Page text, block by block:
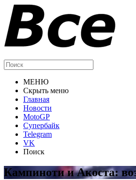
МЕНЮ
Скрыть меню
Главная
Новости
MotoGP
Супербайк
Telegram
VK
Поиск
Кампиноти и Акоста: